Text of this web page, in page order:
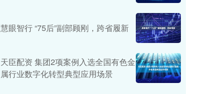
慧眼智行 “75后”副部顾刚，跨省履新
天臣配资 集团2项案例入选全国有色金
属行业数字化转型典型应用场景